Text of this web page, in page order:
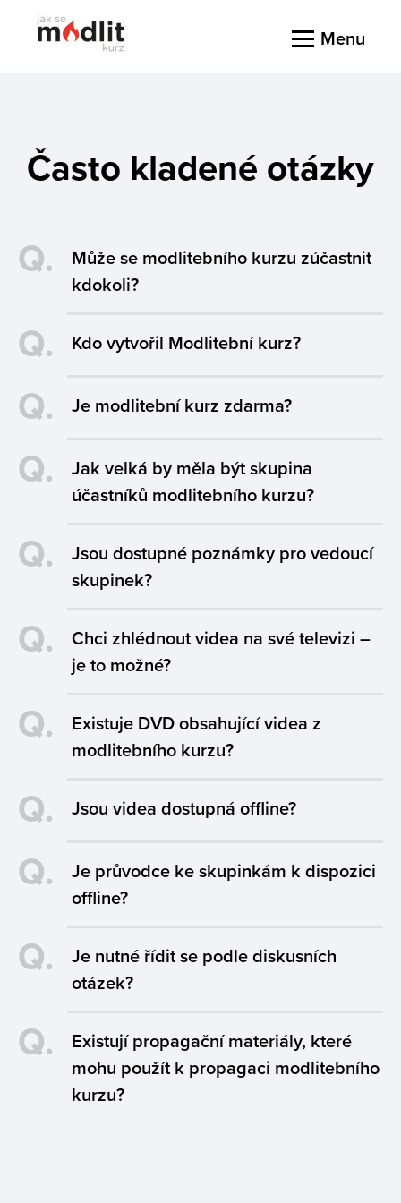
Menu
Často kladené otázky
Q.
Může se modlitebního kurzu zúčastnit
kdokoli?
Q. Kdo vytvořil Modlitební kurz?
Q. Je modlitební kurz zdarma?
Q.
Jak velká by měla být skupina
účastníků modlitebního kurzu?
Q.
Jsou dostupné poznámky pro vedoucí
skupinek?
Q.
Chci zhlédnout videa na své televizi –
je to možné?
Q.
Existuje DVD obsahující videa z
modlitebního kurzu?
Q. Jsou videa dostupná offline?
Q.
Je průvodce ke skupinkám k dispozici
offline?
Q.
Je nutné řídit se podle diskusních
otázek?
Q.
Existují propagační materiály, které
mohu použít k propagaci modlitebního
kurzu?